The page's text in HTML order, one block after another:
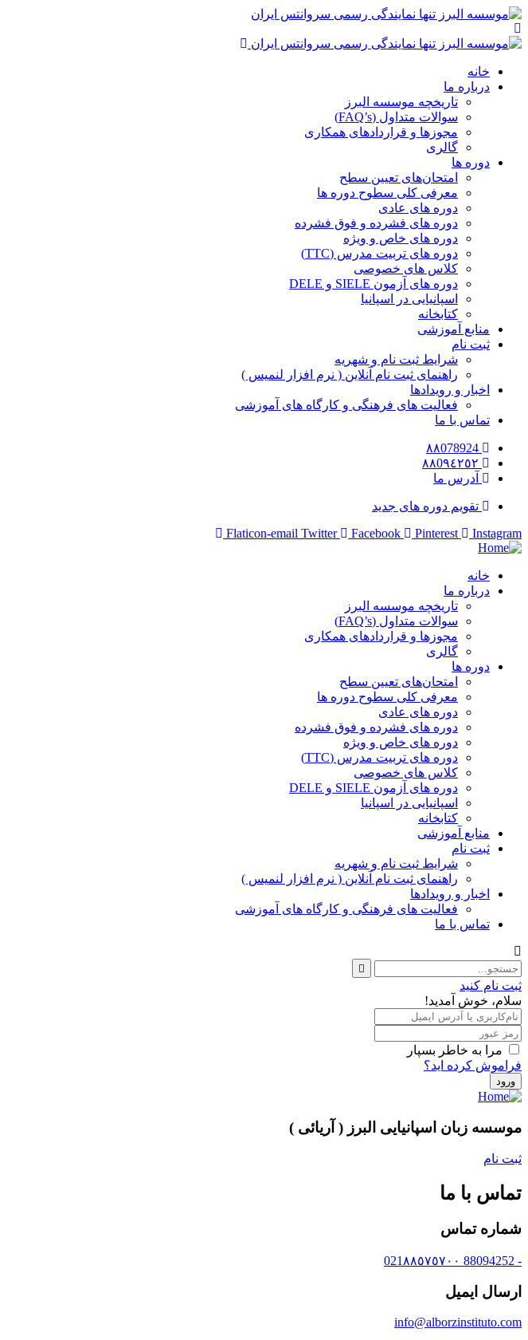
خانه
درباره ما
تاریخچه موسسه البرز
سوالات متداول (FAQ’s)
مجوزها و قراردادهای همکاری
گالری
دوره ها
امتحان‌های تعیین سطح
معرفی کلی سطوح دوره ها
دوره های عادی
دوره های فشرده و فوق فشرده
دوره های خاص و ویژه
دوره های تربیت مدرس (TTC)
کلاس های خصوصی
دوره های آزمون SIELE و DELE
اسپانیایی در اسپانیا
کتابخانه
منابع آموزشی
ثبت نام
شرایط ثبت نام و شهریه
راهنمای ثبت نام آنلاین ( نرم افزار لنمیس )
اخبار و رویدادها
فعالیت های فرهنگی و کارگاه های آموزشی
تماس با ما
٨٨078924
٨٨0٩٤٢٥٢
آدرس ما
تقویم دوره های جدید
Flaticon-email Twitter Facebook Pinterest Instagram
خانه
درباره ما
تاریخچه موسسه البرز
سوالات متداول (FAQ’s)
مجوزها و قراردادهای همکاری
گالری
دوره ها
امتحان‌های تعیین سطح
معرفی کلی سطوح دوره ها
دوره های عادی
دوره های فشرده و فوق فشرده
دوره های خاص و ویژه
دوره های تربیت مدرس (TTC)
کلاس های خصوصی
دوره های آزمون SIELE و DELE
اسپانیایی در اسپانیا
کتابخانه
منابع آموزشی
ثبت نام
شرایط ثبت نام و شهریه
راهنمای ثبت نام آنلاین ( نرم افزار لنمیس )
اخبار و رویدادها
فعالیت های فرهنگی و کارگاه های آموزشی
تماس با ما
ثبت نام کنید
سلام، خوش آمدید!
مرا به خاطر بسپار
فراموش کرده اید؟
ورود
موسسه زبان اسپانیایی البرز ( آریائی )
ثبت نام
تماس با ما
شماره تماس
- 88094252 021٨٨٥٧٥٧٠٠
ارسال ایمیل
info@alborzinstituto.com